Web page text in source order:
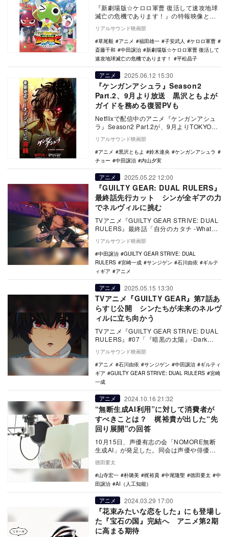
『新劇場版☆ケロロ軍曹 復活して速攻地球
滅亡の危機であります！』の特報映像とテ
ィザービジュアルが公開。特報映像では、
冒頭TVアニ…
リアルサウンド映画部
草尾毅
アニメ 福田雄一 子安武人
ケロロ軍曹
斎藤千和
中田譲治
新劇場版☆ケロロ軍曹 復活して
速攻地球滅亡の危機であります！
平松晶子
アニメ 2025.06.12 15:30
『ケンガンアシュラ』Season2
Part.2、9月より放送 黒沢ともよが
ガイドを務める復習PVも
Netflixで配信中のアニメ『ケンガンアシュ
ラ』Season2 Part.2が、9月よりTOKYO
MXおよびMBSで放送され…
リアルサウンド映画部
アニメ
黒沢ともよ 鈴木達央
ケンガンアシュラ
チョー
中田譲治 内山夕実
アニメ 2025.05.22 12:00
『GUILTY GEAR: DUAL RULERS』
最終話先行カット シンが全ギアの力
でネルヴィルに挑む
TVアニメ『GUILTY GEAR STRIVE: DUAL
RULERS』最終話「自分のカタチ -What
リアルサウンド映画部
中田譲治
GUILTY GEAR STRIVE: DUAL
RULERS
宮崎一成 サンジゲン 石川由依
ギルテ
ィギア
アニメ
アニメ 2025.05.15 13:30
TVアニメ『GUILTY GEAR』第7話あ
らすじ公開 シンたちが未来のネルヴ
ィルに立ち向かう
TVアニメ『GUILTY GEAR STRIVE: DUAL
RULERS』#07「『暗黒の太陽』-Dark
Sun-」のあらす…
リアルサウンド映画部
アニメ
石川由依 サンジゲン 中田譲治
ギルティ
ギア
GUILTY GEAR STRIVE: DUAL RULERS
宮崎
一成
アニメ 2024.10.16 21:32
“無断生成AI利用”に対して消費者が
すべきことは？ 梶裕貴が出した“先
回り展開”の回答
10月15日、声優有志の会「NOMORE無断
生成AI」が発足した。同会は声優や俳優、
習さ…
徳田要太
山寺宏一
朴璐美 梶裕貴 中尾隆聖 徳田要太
中
田譲治
AI（人工知能）
アニメ 2024.03.29 17:00
『花束みたいな恋をした』にも登場し
た『宝石の国』完結へ アニメ第2期
に高まる期待